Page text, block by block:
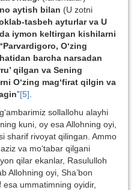
aytish bilan (U zotni
tasbeh ayturlar va U
iymon keltirgan kishilarni
O‘zing
barcha narsadan
qilgan va Sening
O‘zing mag‘firat qilgin va
”[5]
sollallohu alayhi
kuni, oy esa Allohning oyi,
sharif rivoyat qilingan. Ammo
va mo‘tabar qilgani
qilar ekanlar, Rasululloh
Allohning oyi, Sha’bon
ummatimning oyidir,